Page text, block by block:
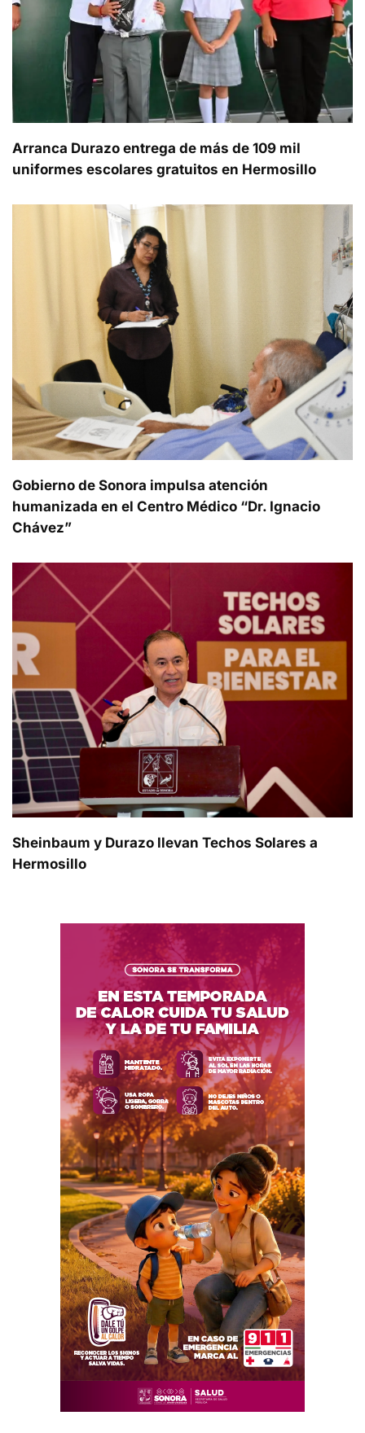
Arranca Durazo entrega de más de 109 mil
uniformes escolares gratuitos en Hermosillo
Gobierno de Sonora impulsa atención
humanizada en el Centro Médico “Dr. Ignacio
Chávez”
Sheinbaum y Durazo llevan Techos Solares a
Hermosillo